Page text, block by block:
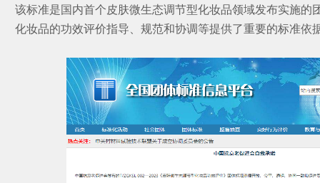
该标准是国内首个皮肤微生态调节型化妆品领域发布实施的
化妆品的功效评价指导、规范和协调等提供了重要的标准依